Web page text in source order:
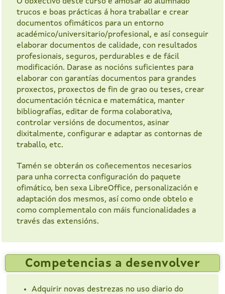
trucos e boas prácticas á hora traballar e crear
documentos ofimáticos para un entorno
académico/universitario/profesional, e así conseguir
elaborar documentos de calidade, con resultados
profesionais, seguros, perdurables e de fácil
modificación. Darase as nocións suficientes para
elaborar con garantías documentos para grandes
proxectos, proxectos de fin de grao ou teses, crear
documentación técnica e matemática, manter
bibliografías, editar de forma colaborativa,
controlar versións de documentos, asinar
dixitalmente, configurar e adaptar as contornas de
traballo, etc.
Tamén se obterán os coñecementos necesarios
para unha correcta configuración do paquete
ofimático, ben sexa LibreOffice, personalización e
adaptación dos mesmos, así como onde obtelo e
como complementalo con máis funcionalidades a
través das extensións.
Competencias a desenvolver
Adquirir novas destrezas no uso diario do